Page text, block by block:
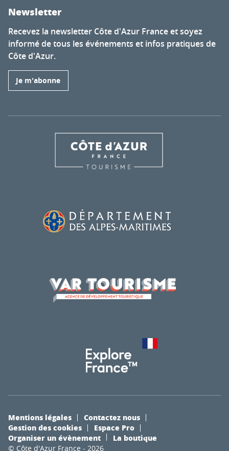
Newsletter
Recevez la newsletter Côte d'Azur France et soyez
informé de tous les événements et infos pratiques de
Côte d'Azur.
Je m'abonne
© Côte d'Azur France - 2026
Mentions légales
Contactez nous
Gestion des cookies
Espace Pro
Organiser un évènement
La boutique